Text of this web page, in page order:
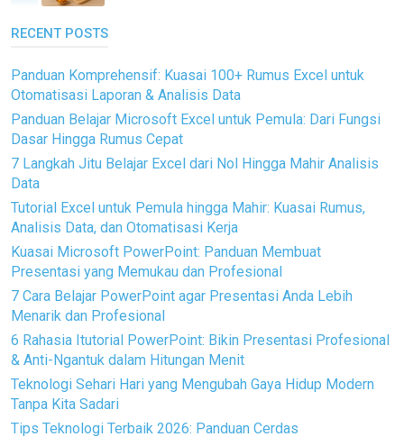
RECENT POSTS
Panduan Komprehensif: Kuasai 100+ Rumus Excel untuk
Otomatisasi Laporan & Analisis Data
Panduan Belajar Microsoft Excel untuk Pemula: Dari Fungsi
Dasar Hingga Rumus Cepat
7 Langkah Jitu Belajar Excel dari Nol Hingga Mahir Analisis
Data
Tutorial Excel untuk Pemula hingga Mahir: Kuasai Rumus,
Analisis Data, dan Otomatisasi Kerja
Kuasai Microsoft PowerPoint: Panduan Membuat
Presentasi yang Memukau dan Profesional
7 Cara Belajar PowerPoint agar Presentasi Anda Lebih
Menarik dan Profesional
6 Rahasia Itutorial PowerPoint: Bikin Presentasi Profesional
& Anti-Ngantuk dalam Hitungan Menit
Teknologi Sehari Hari yang Mengubah Gaya Hidup Modern
Tanpa Kita Sadari
Tips Teknologi Terbaik 2026: Panduan Cerdas